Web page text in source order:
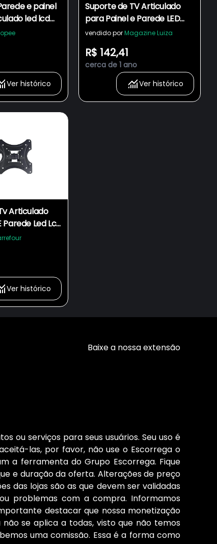
e painel
led lcd
polegadas
Ver histórico
Suporte de TV Articulado
para Painel e Parede LED
LCD Plasma Oled 3D de 14" à
vendido porMagazine Luiza
R$ 142,41
cerca de 1 ano
Ver histórico
Articulado
Parede Led Lcd
De 14" À 42"
Ver histórico
Baixe a nossa extensão
ou serviços para seus usuários. Seu uso é
las, por favor, não use o Escorrega o
a ferramenta do Grupo Escorrega. Fique
e duração da oferta. Alterações de preço
das lojas são as que devem ser validadas
problemas com a compra. Informamos
destacar que nossa monetização
se aplica a todas, visto que não temos
uma comissão. Essa é a forma como